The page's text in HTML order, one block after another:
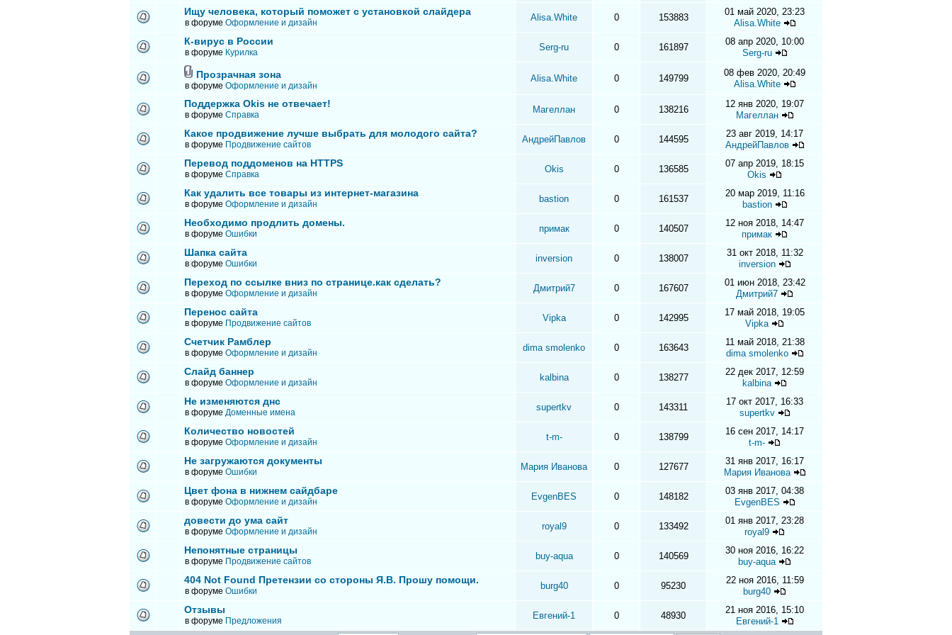
Ищу человека, который поможет с установкой слайдера
в форуме Оформление и дизайн Alisa.White 0 153883
01 май 2020, 23:23
Alisa.White
К-вирус в России
в форуме Курилка Serg-ru 0 161897
08 апр 2020, 10:00
Serg-ru
Прозрачная зона
в форуме Оформление и дизайн
Alisa.White 0 149799
08 фев 2020, 20:49
Alisa.White
Поддержка Okis не отвечает!
в форуме Справка Магеллан 0 138216
12 янв 2020, 19:07
Магеллан
Какое продвижение лучше выбрать для молодого сайта?
в форуме Продвижение сайтов АндрейПавлов 0 144595
23 авг 2019, 14:17
АндрейПавлов
Перевод поддоменов на HTTPS
в форуме Справка Okis 0 136585
07 апр 2019, 18:15
Okis
Как удалить все товары из интернет-магазина
в форуме Оформление и дизайн bastion 0 161537
20 мар 2019, 11:16
bastion
Необходимо продлить домены.
в форуме Ошибки примак 0 140507
12 ноя 2018, 14:47
примак
Шапка сайта
в форуме Ошибки inversion 0 138007
31 окт 2018, 11:32
inversion
Переход по ссылке вниз по странице.как сделать?
в форуме Оформление и дизайн Дмитрий7 0 167607
01 июн 2018, 23:42
Дмитрий7
Перенос сайта
в форуме Продвижение сайтов Vipka 0 142995
17 май 2018, 19:05
Vipka
Счетчик Рамблер
в форуме Оформление и дизайн dima smolenko 0 163643
11 май 2018, 21:38
dima smolenko
Слайд баннер
в форуме Оформление и дизайн kalbina 0 138277
22 дек 2017, 12:59
kalbina
Не изменяются днс
в форуме Доменные имена supertkv 0 143311
17 окт 2017, 16:33
supertkv
Количество новостей
в форуме Оформление и дизайн t-m- 0 138799
16 сен 2017, 14:17
t-m-
Не загружаются документы
в форуме Ошибки Мария Иванова 0 127677
31 янв 2017, 16:17
Мария Иванова
Цвет фона в нижнем сайдбаре
в форуме Оформление и дизайн EvgenBES 0 148182
03 янв 2017, 04:38
EvgenBES
довести до ума сайт
в форуме Оформление и дизайн royal9 0 133492
01 янв 2017, 23:28
royal9
Непонятные страницы
в форуме Продвижение сайтов buy-aqua 0 140569
30 ноя 2016, 16:22
buy-aqua
404 Not Found Претензии со стороны Я.В. Прошу помощи.
в форуме Ошибки burg40 0 95230
22 ноя 2016, 11:59
burg40
Отзывы
в форуме Предложения Евгений-1 0 48930
21 ноя 2016, 15:10
Евгений-1